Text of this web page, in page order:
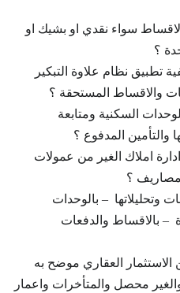
سواء نقدي او بشيك او
؟
نظام علاوة التبكير
والاقساط المستحقة ؟
السكنية ومتابعة
والتأمين المدفوع ؟
املاك الغير من عمولات
؟
وتحليلاتها – بالوحدات
– بالاقساط والدفعات
العقاري موضح به
محصل والمتأخرات واعمار